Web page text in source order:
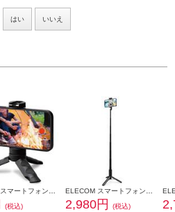
はい いいえ
(税込)
2,980円
(税込)